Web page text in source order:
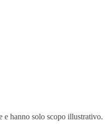
e hanno solo scopo illustrativo.